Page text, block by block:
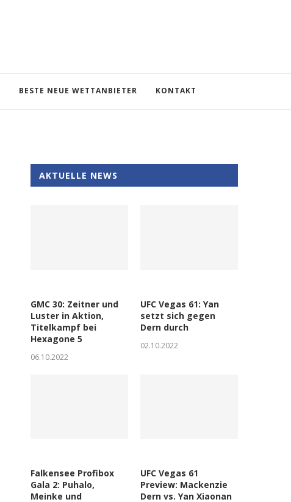
BESTE NEUE WETTANBIETER KONTAKT
AKTUELLE NEWS
GMC 30: Zeitner und
Luster in Aktion,
Titelkampf bei
Hexagone 5
06.10.2022
UFC Vegas 61: Yan
setzt sich gegen
Dern durch
02.10.2022
Falkensee Profibox
Gala 2: Puhalo,
Meinke und
UFC Vegas 61
Preview: Mackenzie
Dern vs. Yan Xiaonan